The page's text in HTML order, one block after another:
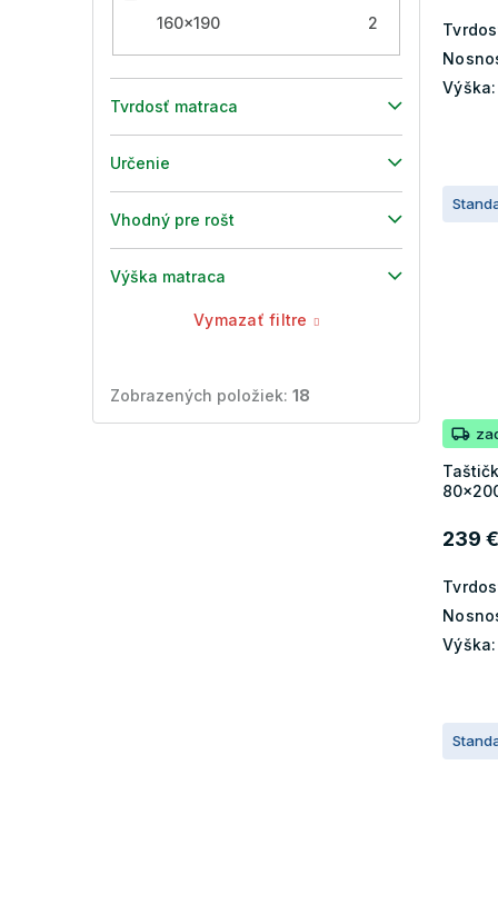
160x190 2
Tvrdosť matraca
Určenie
Vhodný pre rošt
Výška matraca
Vymazať filtre
Zobrazených položiek: 18
Výška:
239 €
Výška: